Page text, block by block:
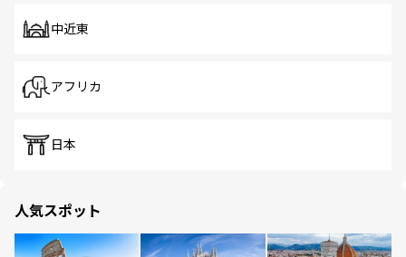
中近東
アフリカ
日本
人気スポット